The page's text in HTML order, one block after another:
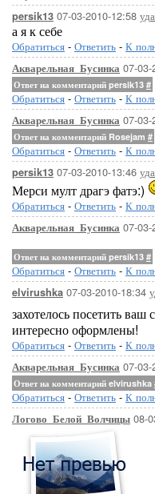
persik13 07-03-2010-12:58
а я к себе
Обратиться - Ответить - К
Акварельная_Бусинка 07-
Ответ на комментарий persik13 #
Обратиться - Ответить - К
Акварельная_Бусинка 07-03-
Ответ на комментарий Rosejam #
Обратиться - Ответить - К
persik13 07-03-2010-13:46
Мерси мулт драгэ фатэ:)
Обратиться - Ответить - К
Акварельная_Бусинка 07-03-
Ответ на комментарий persik13 #
Обратиться - Ответить - К
elvirushka 07-03-2010-18:34
захотелось посетить ваш
интересно оформлены!
Обратиться - Ответить - К
Акварельная_Бусинка 07-03-
Ответ на комментарий elvirushka
Обратиться - Ответить - К
Логово_Белой_Волчицы 08-